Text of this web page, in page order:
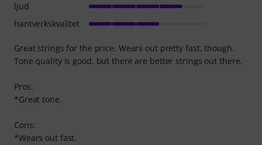
Great strings for the price. Wears out pretty fast, though.
Tone quality is good, but there are better strings out there.
Pros:
*Great tone.
Cons:
*Wears out fast.
ljud
hantverkskvalitet